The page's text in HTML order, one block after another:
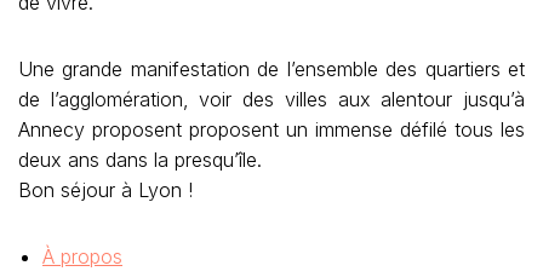
Une grande manifestation de l’ensemble des quartiers et
de l’agglomération, voir des villes aux alentour jusqu’à
Annecy proposent proposent un immense défilé tous les
deux ans dans la presqu’île.
Bon séjour à Lyon !
À propos